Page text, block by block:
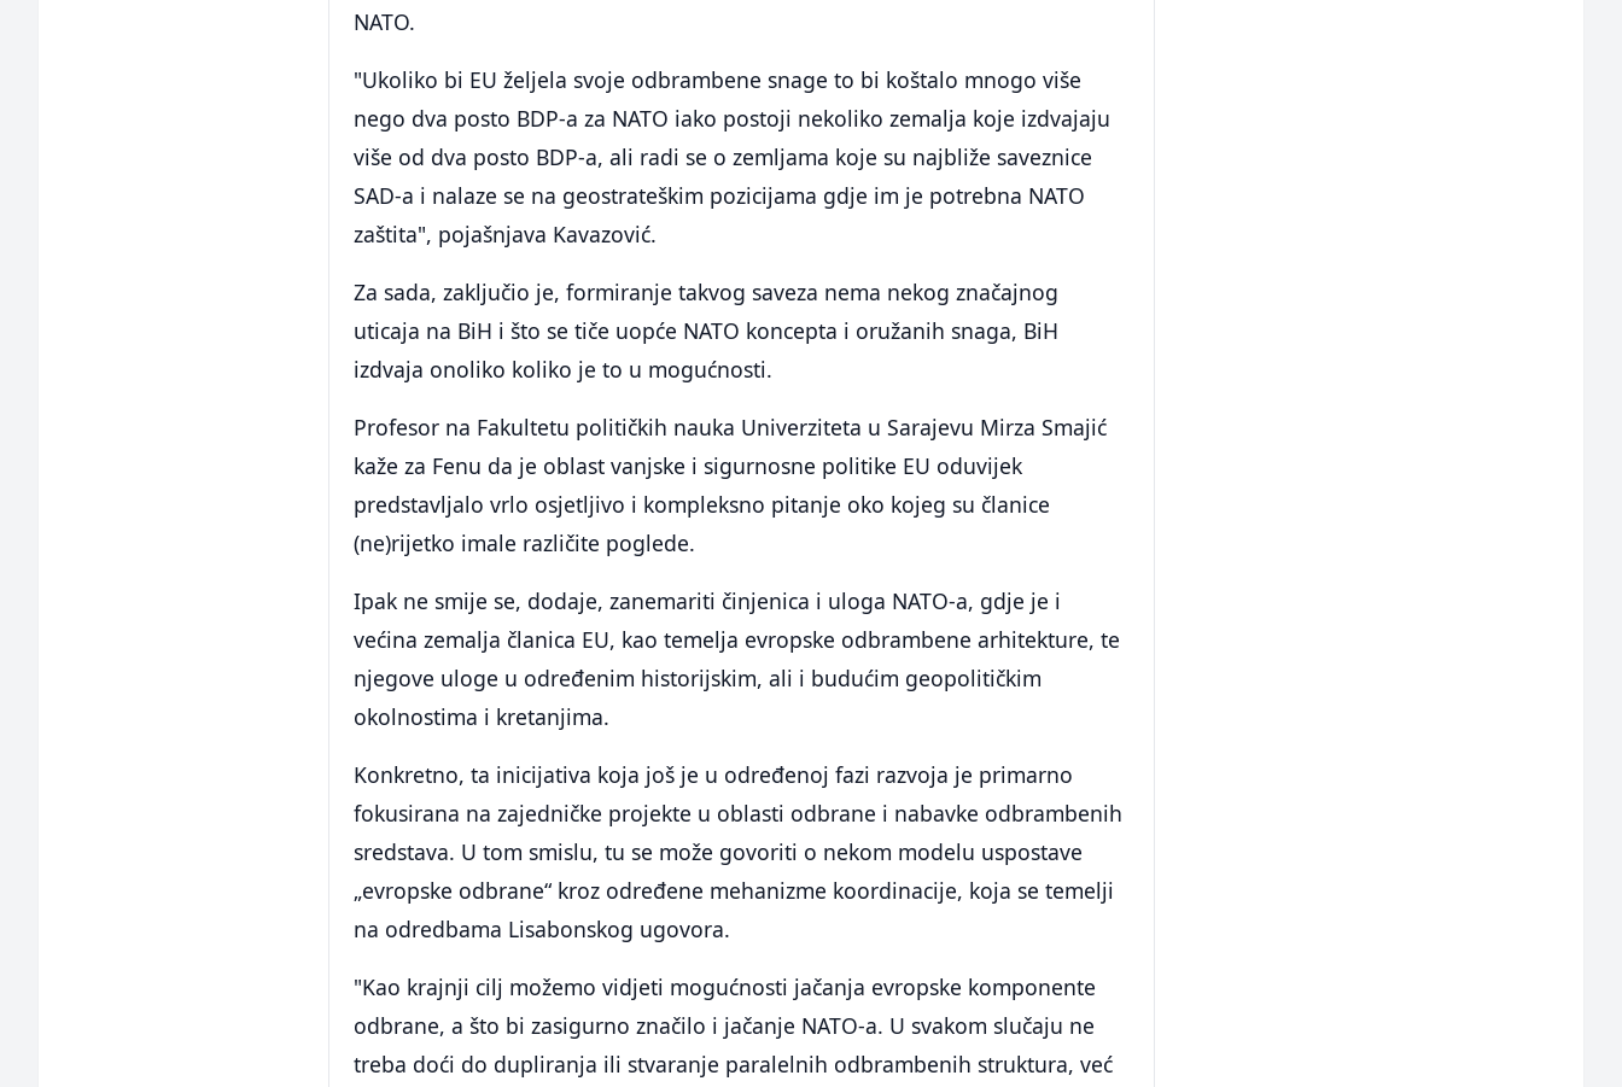
NATO.
"Ukoliko bi EU željela svoje odbrambene snage to bi koštalo mnogo više
nego dva posto BDP-a za NATO iako postoji nekoliko zemalja koje izdvajaju
više od dva posto BDP-a, ali radi se o zemljama koje su najbliže saveznice
SAD-a i nalaze se na geostrateškim pozicijama gdje im je potrebna NATO
zaštita", pojašnjava Kavazović.
Za sada, zaključio je, formiranje takvog saveza nema nekog značajnog
uticaja na BiH i što se tiče uopće NATO koncepta i oružanih snaga, BiH
izdvaja onoliko koliko je to u mogućnosti.
Profesor na Fakultetu političkih nauka Univerziteta u Sarajevu Mirza Smajić
kaže za Fenu da je oblast vanjske i sigurnosne politike EU oduvijek
predstavljalo vrlo osjetljivo i kompleksno pitanje oko kojeg su članice
(ne)rijetko imale različite poglede.
Ipak ne smije se, dodaje, zanemariti činjenica i uloga NATO-a, gdje je i
većina zemalja članica EU, kao temelja evropske odbrambene arhitekture, te
njegove uloge u određenim historijskim, ali i budućim geopolitičkim
okolnostima i kretanjima.
Konkretno, ta inicijativa koja još je u određenoj fazi razvoja je primarno
fokusirana na zajedničke projekte u oblasti odbrane i nabavke odbrambenih
sredstava. U tom smislu, tu se može govoriti o nekom modelu uspostave
„evropske odbrane“ kroz određene mehanizme koordinacije, koja se temelji
na odredbama Lisabonskog ugovora.
"Kao krajnji cilj možemo vidjeti mogućnosti jačanja evropske komponente
odbrane, a što bi zasigurno značilo i jačanje NATO-a. U svakom slučaju ne
treba doći do dupliranja ili stvaranje paralelnih odbrambenih struktura, već